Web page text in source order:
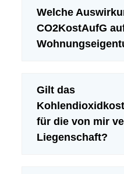
Welche
CO2KostAufG
Gilt das
für die von mir
Liegenschaft?